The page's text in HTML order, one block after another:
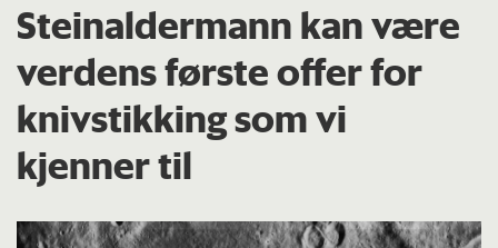
Steinaldermann kan være
verdens første offer for
knivstikking som vi
kjenner til